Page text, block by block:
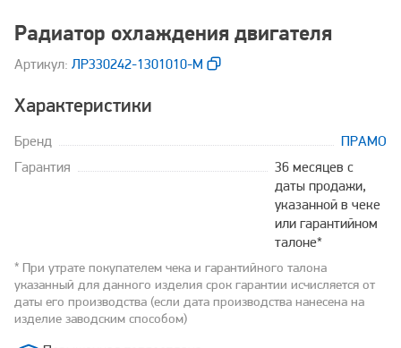
Радиатор охлаждения двигателя
Aртикул: ЛР330242-1301010-М
Характеристики
Бренд
ПРАМО
Гарантия
36 месяцев с
даты продажи,
указанной в чеке
или гарантийном
талоне*
* При утрате покупателем чека и гарантийного талона
указанный для данного изделия срок гарантии исчисляется от
даты его производства (если дата производства нанесена на
изделие заводским способом)